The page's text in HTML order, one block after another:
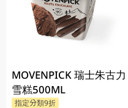
MOVENPICK 瑞士朱古力
雪糕500ML
指定分類9折